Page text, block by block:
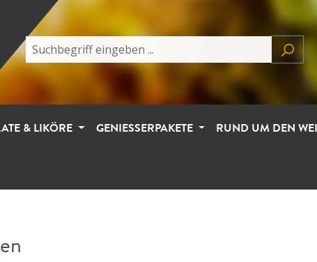
& LIKÖRE GENIESSERPAKETE RUND UM DEN